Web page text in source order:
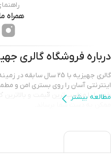
همراه
درباره فروشگاه گالری
گالری جهیزیه با 25 سال
اینترنتی آسان را روی بستری امن و
خود را با مناسب‌ترین قیمت و بالاترین
ممکن به دست شما برساند.
مطالعه بیشتر